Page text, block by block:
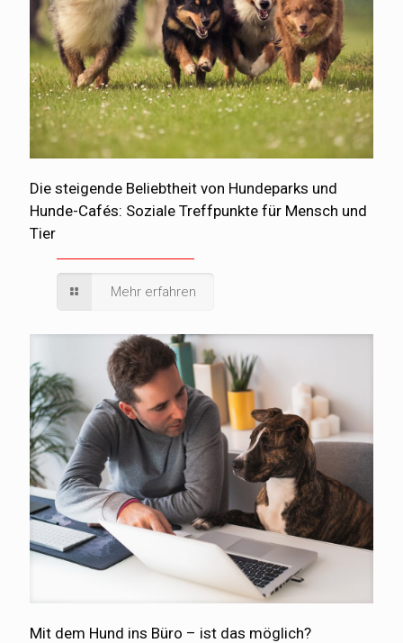
Die steigende Beliebtheit von Hundeparks und
Hunde-Cafés: Soziale Treffpunkte für Mensch und
Tier
Mehr erfahren
Mit dem Hund ins Büro – ist das möglich?